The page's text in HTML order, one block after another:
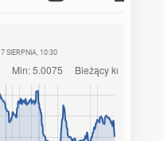
7 SIERPNIA, 10:30